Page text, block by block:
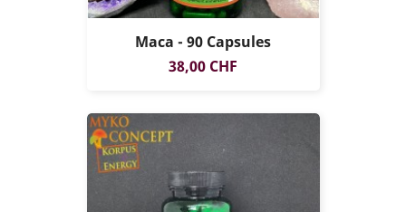
Maca - 90 Capsules
Prix
38,00 CHF